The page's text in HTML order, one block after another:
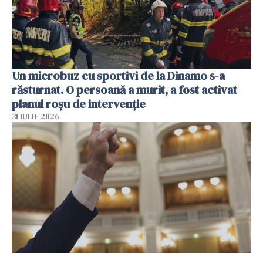
Un microbuz cu sportivi de la Dinamo s-a
răsturnat. O persoană a murit, a fost activat
planul roșu de intervenție
31 IULIE 2026